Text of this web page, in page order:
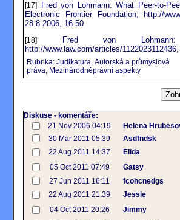
[17]
Fred von Lohmann: What Peer-to-
Electronic Frontier Foundation; http://
28.8.2006, 16:50
[18]
Fred von Lohmann:
http://www.law.com/articles/
Rubrika: Judikatura, Autorská a průmyslová
práva, Mezinárodněprávní aspekty
Diskuse - komentáře:
21 Nov 2006 04:19
Helena
30 Mar 2011 05:39
Asdfndsk
22 Aug 2011 14:37
Elida
05 Oct 2011 07:49
Gatsy
27 Jun 2011 16:11
fcohcnedgs
22 Aug 2011 21:39
Jessie
04 Oct 2011 20:26
Jimmy